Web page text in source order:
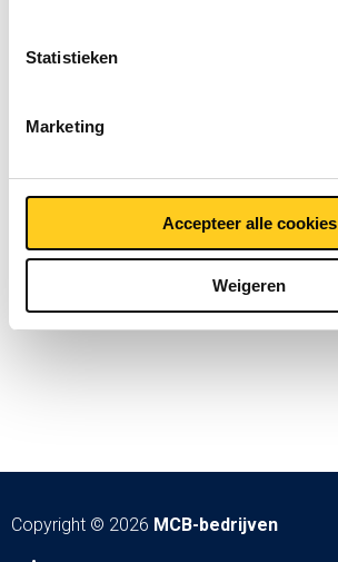
Statistieken
Marketing
Accepteer alle cookies
Weigeren
Copyright © 2026 MCB-bedrijven